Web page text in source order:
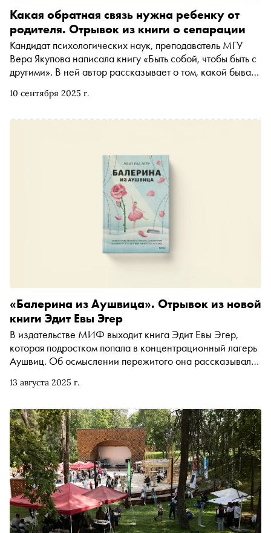
10 сентября 2025 г.
Какая обратная связь нужна ребенку от
родителя. Отрывок из книги о сепарации
Кандидат психологических наук, преподаватель МГУ
Вера Якупова написала книгу «Быть собой, чтобы быть с
другими». В ней автор рассказывает о том, какой бывает
сделать её бережной. Книга содержит как интересные
разрешения издательства «МИФ» «Сноб» публикует
13 августа 2025 г.
«Балерина из Аушвица». Отрывок из новой
книги Эдит Евы Эгер
В издательстве МИФ выходит книга Эдит Евы Эгер,
которая подростком попала в концентрационный лагерь
Аушвиц. Об осмыслении пережитого она рассказывала
бестселлером. Новая история тоже автобиографична —
повествование в книге «Балерина из Аушвица» ведётся
от лица юной Эдит. Автор пишет о своём взрослении,
юношеских мечтах и надеждах. «Сноб» публикует
отрывок